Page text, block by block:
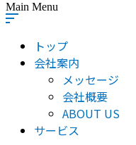
Main Menu
トップ
会社案内
メッセージ
会社概要
ABOUT US
サービス